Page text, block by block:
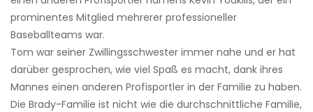
prominentes Mitglied mehrerer professioneller
Baseballteams war.
Tom war seiner Zwillingsschwester immer nahe und er hat
darüber gesprochen, wie viel Spaß es macht, dank ihres
Mannes einen anderen Profisportler in der Familie zu haben.
Die Brady-Familie ist nicht wie die durchschnittliche Familie,